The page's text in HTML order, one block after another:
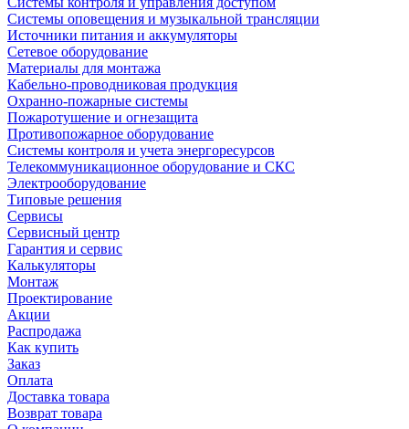
Системы оповещения и музыкальной трансляции
Источники питания и аккумуляторы
Сетевое оборудование
Материалы для монтажа
Кабельно-проводниковая продукция
Охранно-пожарные системы
Пожаротушение и огнезащита
Противопожарное оборудование
Системы контроля и учета энергоресурсов
Телекоммуникационное оборудование и СКС
Электрооборудование
Типовые решения
Сервисы
Сервисный центр
Гарантия и сервис
Калькуляторы
Монтаж
Проектирование
Акции
Распродажа
Как купить
Заказ
Оплата
Доставка товара
Возврат товара